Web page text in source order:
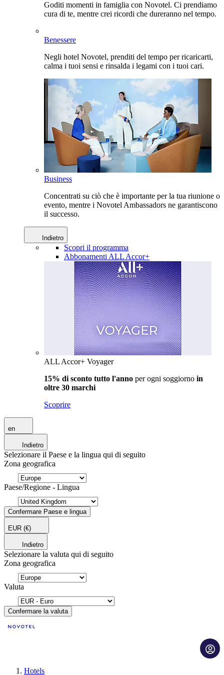
Goditi momenti in famiglia con Novotel. Ci prendiamo
cura di te, mentre crei ricordi che dureranno nel tempo.
Benessere
Negli hotel Novotel, prenditi del tempo per ricaricarti,
calma i tuoi sensi e rinsalda i legami con i tuoi cari.
Business
Concentrati su ciò che è importante per la tua riunione o
evento, mentre i Novotel Ambassadors ne garantiscono
il successo.
Indietro
Scopri il programma
Abbonamenti ALL Accor+
ALL Accor+ Voyager
15% di sconto tutto l'anno per ogni soggiorno in
oltre 30 marchi
Scoprire
en
Indietro
Selezionare il Paese e la lingua qui di seguito
Zona geografica
Paese/Regione - Lingua
Confermare Paese e lingua
EUR (€)
Indietro
Selezionare la valuta qui di seguito
Zona geografica
Valuta
Confermare la valuta
Hotels